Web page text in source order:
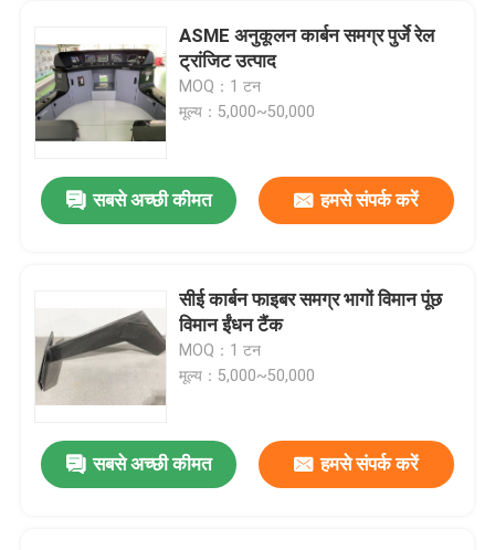
ASME अनुकूलन कार्बन समग्र पुर्जे रेल
ट्रांजिट उत्पाद
MOQ：1 टन
मूल्य：5,000~50,000
सबसे अच्छी कीमत हमसे संपर्क करें
सीई कार्बन फाइबर समग्र भागों विमान पूंछ
विमान ईंधन टैंक
MOQ：1 टन
मूल्य：5,000~50,000
सबसे अच्छी कीमत हमसे संपर्क करें